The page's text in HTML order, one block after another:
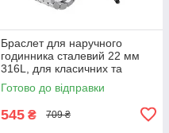
Браслет для наручного
годинника сталевий 22 мм
316L, для класичних та
смарт-годинників Сріблястий
( код: IBW927S )
Готово до відправки
545 ₴ 709 ₴